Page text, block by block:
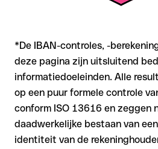
*De IBAN-controles, -
deze pagina zijn uitsluitend
informatiedoeleinden. Alle
op een puur formele controle
conform ISO 13616 en zeggen
daadwerkelijke bestaan van
identiteit van de